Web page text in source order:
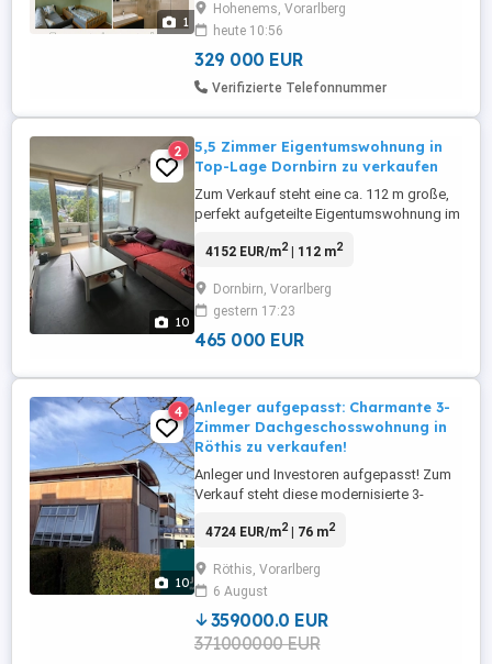
1
Wohnanlage mit nur sechs Einheiten. Die
Wohnung wurde umfangreich neu
renoviert und präsentiert sich in
Hohenems, Vorarlberg
heute 10:56
329 000 EUR
Verifizierte Telefonnummer
10
2
5,5 Zimmer Eigentumswohnung in
Top-Lage Dornbirn zu verkaufen
Zum Verkauf steht eine ca. 112 m große,
perfekt aufgeteilte Eigentumswohnung im
Wohnanlage (BJ 1975). Die Wohnung
direkt in der Marktstraße 65 in Dornbirn
das Zentrum ist in wenigen Minuten zu
Fuß erreichbar! Die Highlights:
4152 EUR/m2| 112 m2
Dornbirn, Vorarlberg
gestern 17:23
465 000 EUR
10
4
Anleger aufgepasst: Charmante 3-
Zimmer Dachgeschosswohnung in
Röthis zu verkaufen!
Anleger und Investoren aufgepasst! Zum
Verkauf steht diese modernisierte 3-
Röthis. Errichtet wurde die Wohnanlage
Wohnbauselbsthilfe im Jahr 1993 in
massiver Bauweise. Die Anlage wurde
über die Jahre stets gepflegt und
modernisiert. Im ...
4724 EUR/m2| 76 m2
Röthis, Vorarlberg
6 August
359000.0 EUR
371000000 EUR